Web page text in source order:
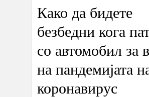
Како да бидете
безбедни кога
со автомобил за
на пандемијата
коронавирус